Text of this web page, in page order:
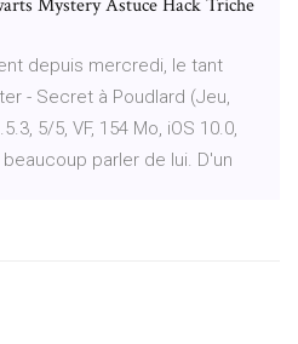
Mystery Astuce Hack Triche
depuis mercredi, le tant
- Secret à Poudlard (Jeu,
5/5, VF, 154 Mo, iOS 10.0,
parler de lui. D'un